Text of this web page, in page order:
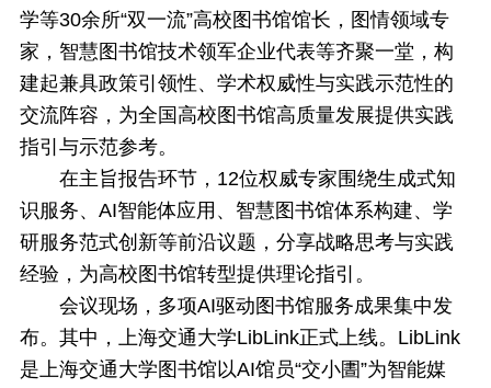
学等30余所“双一流”高校图书馆馆长，图情领域专
家，智慧图书馆技术领军企业代表等齐聚一堂，构
建起兼具政策引领性、学术权威性与实践示范性的
交流阵容，为全国高校图书馆高质量发展提供实践
指引与示范参考。
在主旨报告环节，12位权威专家围绕生成式知
识服务、AI智能体应用、智慧图书馆体系构建、学
研服务范式创新等前沿议题，分享战略思考与实践
经验，为高校图书馆转型提供理论指引。
会议现场，多项AI驱动图书馆服务成果集中发
布。其中，上海交通大学LibLink正式上线。LibLink
是上海交通大学图书馆以AI馆员“交小圕”为智能媒